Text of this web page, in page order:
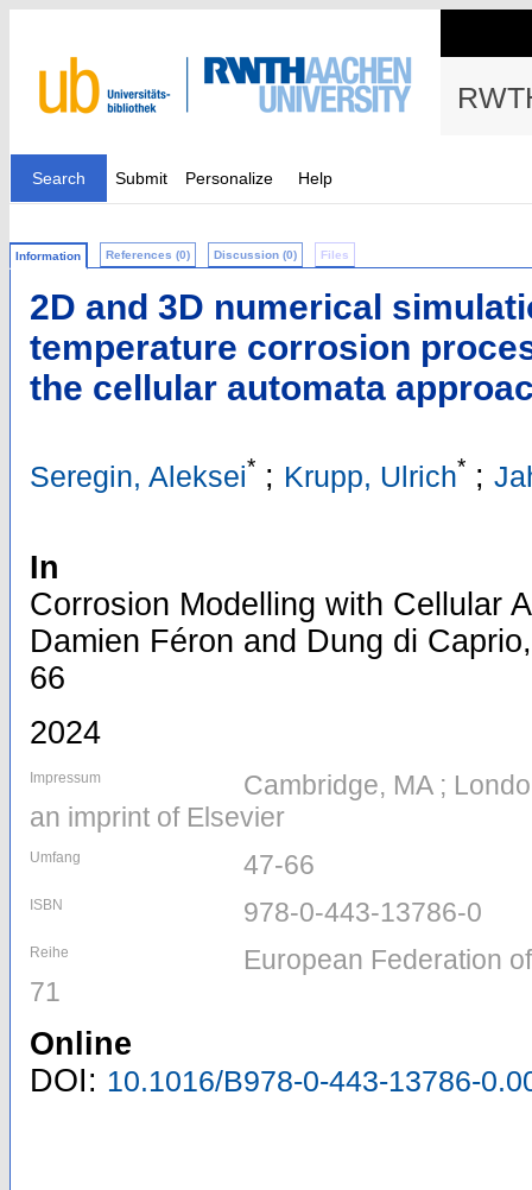
Search Submit Personalize Help
Information References (0) Discussion (0) Files
2D and 3D numerical
temperature corrosion
the cellular automata
Seregin, Aleksei* ; Krupp, Ulrich* ;
In
Corrosion Modelling with Cellular
Damien Féron and Dung di
66
2024
Impressum
Cambridge, MA ;
an imprint of Elsevier
Umfang 47-66
ISBN 978-0-443-13786-0
Reihe
European Federation
71
Online
DOI: 10.1016/B978-0-443-13786-